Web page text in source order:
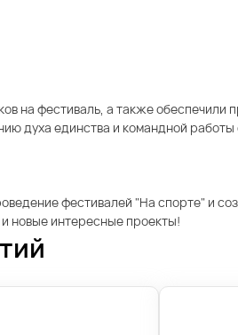
на фестиваль, а также
духа единства и командной работы
фестивалей "На спорте" и
новые интересные проекты!